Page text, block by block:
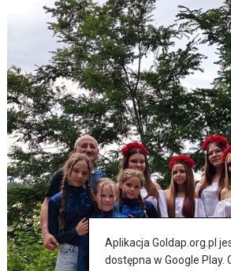
Aplikacja Goldap.org.pl
dostępna w Google Play.